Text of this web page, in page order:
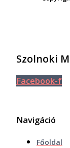
Szolnoki
Facebook-f
Navigáció
Főoldal